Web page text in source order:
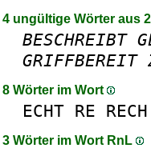
4 ungültige Wörter aus
BESCHREIBT
GRIFFBEREIT
8 Wörter im Wort
ECHT RE RECH
3 Wörter im Wort RnL